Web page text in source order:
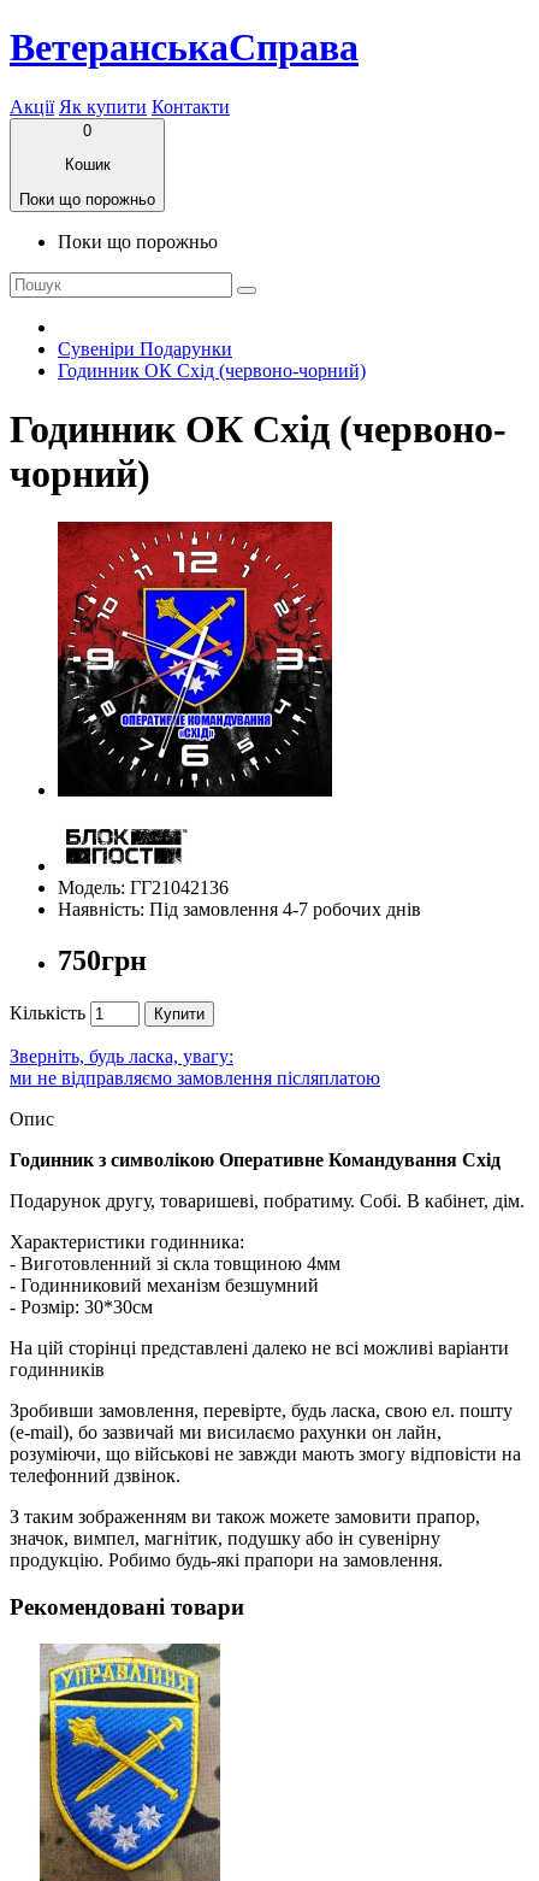
ВетеранськаСправа
Акції Як купити Контакти
0
Кошик
Поки що порожньо
Поки що порожньо
Сувеніри Подарунки
Годинник ОК Схід (червоно-чорний)
Годинник ОК Схід (червоно-
чорний)
Модель: ГГ21042136
Наявність: Під замовлення 4-7 робочих днів
750грн
Кількість Купити
Зверніть, будь ласка, увагу:
ми не відправляємо замовлення післяплатою
Опис
Годинник з символікою Оперативне Командування Схід
Подарунок другу, товаришеві, побратиму. Собі. В кабінет, дім.
Характеристики годинника:
- Виготовленний зі скла товщиною 4мм
- Годинниковий механізм безшумний
- Розмір: 30*30см
На цій сторінці представлені далеко не всі можливі варіанти
годинників
Зробивши замовлення, перевірте, будь ласка, свою ел. пошту
(e-mail), бо зазвичай ми висилаємо рахунки он лайн,
розуміючи, що військові не завжди мають змогу відповісти на
телефонний дзвінок.
З таким зображенням ви також можете замовити прапор,
значок, вимпел, магнітик, подушку або ін сувенірну
продукцію. Робимо будь-які прапори на замовлення.
Рекомендовані товари